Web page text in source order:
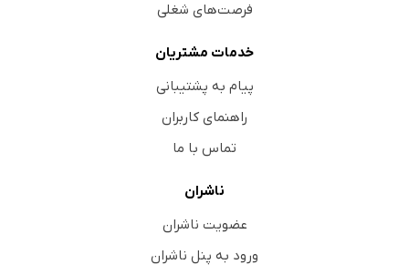
فرصت‌های شغلی
خدمات مشتریان
پیام به پشتیبانی
راهنمای کاربران
تماس با ما
ناشران
عضویت ناشران
ورود به پنل ناشران